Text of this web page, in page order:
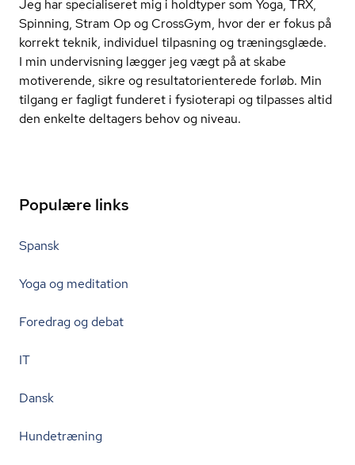
Jeg har specialiseret mig i holdtyper som Yoga, TRX,
Spinning, Stram Op og CrossGym, hvor der er fokus på
korrekt teknik, individuel tilpasning og træningsglæde.
I min undervisning lægger jeg vægt på at skabe
motiverende, sikre og re­sul­ta­t­o­ri­en­te­re­de forløb. Min
tilgang er fagligt funderet i fysioterapi og tilpasses altid
den enkelte deltagers behov og niveau.
Populære links
Spansk
Yoga og meditation
Foredrag og debat
IT
Dansk
Hundetræning